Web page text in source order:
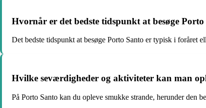
Hvornår er det bedste tidspunkt at besøge
Det bedste tidspunkt at besøge Porto Santo er typisk i foråret
Hvilke seværdigheder og aktiviteter kan man
På Porto Santo kan du opleve smukke strande, herunder den